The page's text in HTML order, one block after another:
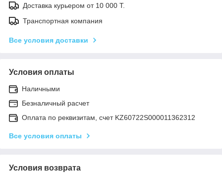
Доставка курьером от 10 000 Т.
Транспортная компания
Все условия доставки
Условия оплаты
Наличными
Безналичный расчет
Оплата по реквизитам, счет KZ60722S000011362312
Все условия оплаты
Условия возврата